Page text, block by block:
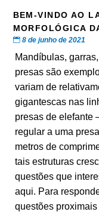
BEM-VINDO AO
MORFOLÓGICA
8 de junho de 2021
Mandíbulas,
presas são
variam de
gigantescas nas
presas de elefante
regular a uma
metros de
tais estruturas
questões que
aqui. Para
questões